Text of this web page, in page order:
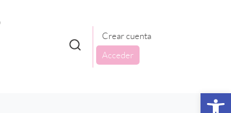
Abrir
Crear cuenta
Acceder